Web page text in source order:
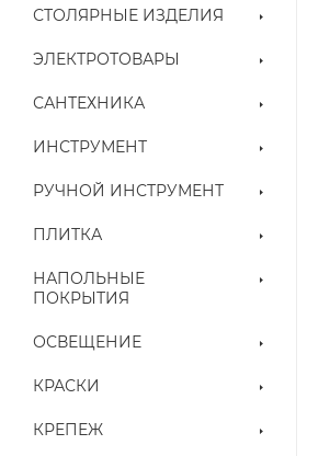
СТОЛЯРНЫЕ ИЗДЕЛИЯ
ЭЛЕКТРОТОВАРЫ
САНТЕХНИКА
ИНСТРУМЕНТ
РУЧНОЙ ИНСТРУМЕНТ
ПЛИТКА
НАПОЛЬНЫЕ
ПОКРЫТИЯ
ОСВЕЩЕНИЕ
КРАСКИ
КРЕПЕЖ